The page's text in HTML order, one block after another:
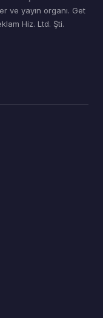
ve yayın organı. Get
Hiz. Ltd. Şti.